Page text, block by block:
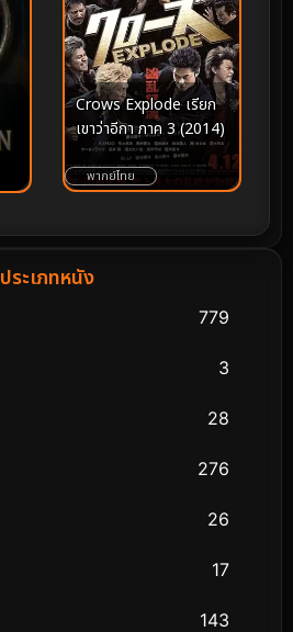
Crows Explode เรียก
เขาว่าอีกา ภาค 3 (2014)
พากย์ไทย
ประเภทหนัง
779
3
28
276
26
17
143